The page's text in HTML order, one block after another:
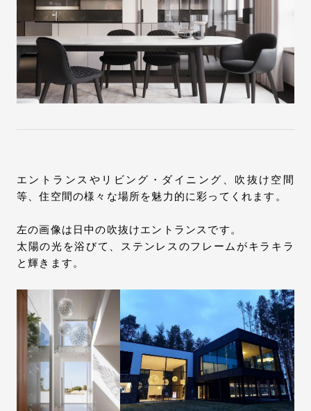
エントランスやリビング・ダイニング、吹抜け空間
等、住空間の様々な場所を魅力的に彩ってくれます。
左の画像は日中の吹抜けエントランスです。
太陽の光を浴びて、ステンレスのフレームがキラキラ
と輝きます。